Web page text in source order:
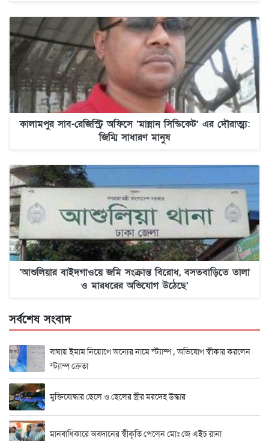
কালামপুর সাব-রেজিস্ট্রি অফিসে ‘মান্নান সিন্ডিকেট’ এর দৌরাত্ম্য:
জিম্মি সাধারণ মানুষ
‘আশুলিয়ার বাইদগাওয়ে জমি সংক্রান্ত বিরোধ, বসতবাড়িতে তালা
ও মারধরের অভিযোগ উঠেছে’
সর্বশেষ সংবাদ
বাঘায় ইমাম নিয়োগে অন্যের নামে স্ট্যাম্প , অভিযোগ স্বীকার করলেন
স্ট্যাম্প ক্রেতা
মুক্তিযোদ্ধার ছেলে ও ছেলের স্ত্রীর মরদেহ উদ্ধার
মানবাধিকারে অবদানের স্বীকৃতি পেলেন মোঃ জে এইচ রানা